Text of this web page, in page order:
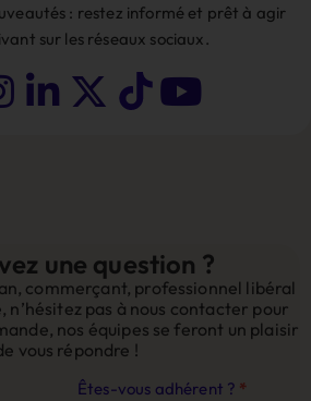
: restez informé et prêt à agir
sur les réseaux sociaux.
une question ?
commerçant, professionnel libéral
n’hésitez pas à nous contacter pour
nos équipes se feront un plaisir
vous répondre !
Contact
Êtes-vous adhérent ? *